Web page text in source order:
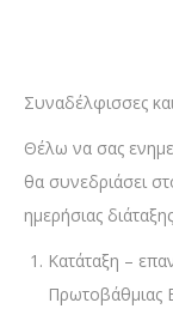
Συναδέλφισσες
Θέλω να σας
θα συνεδριάσει
ημερήσιας
Κατάταξη –
Πρωτοβάθμιας